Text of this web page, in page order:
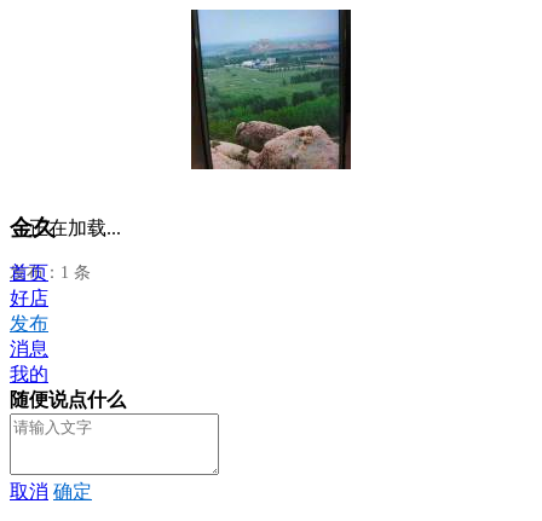
金久
发布：1 条
正在加载...
首页
好店
发布
消息
我的
随便说点什么
取消 确定